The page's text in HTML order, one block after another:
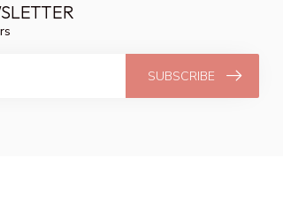
SUBSCRIBE